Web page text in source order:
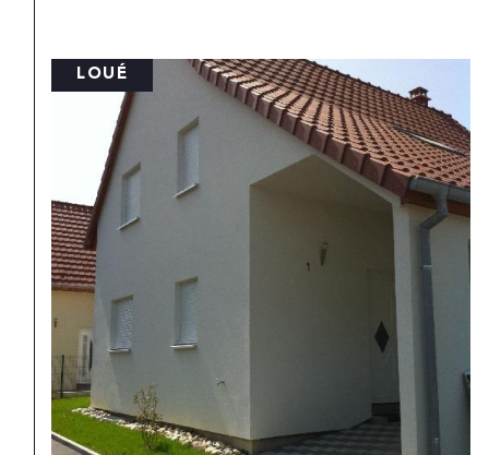
SOUS-COMPROMIS
EXCLUSIF
PRIX EN BAISSE